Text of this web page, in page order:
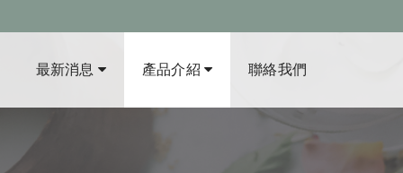
最新消息 產品介紹 聯絡我們